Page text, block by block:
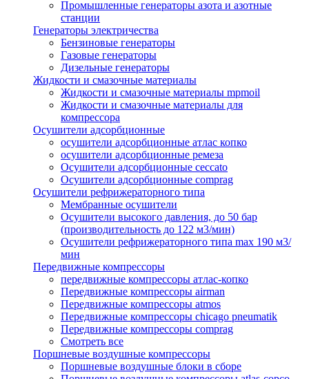
Промышленные генераторы азота и азотные
станции
Генераторы электричества
Бензиновые генераторы
Газовые генераторы
Дизельные генераторы
Жидкости и смазочные материалы
Жидкости и смазочные материалы mpmoil
Жидкости и смазочные материалы для
компрессора
Осушители адсорбционные
осушители адсорбционные атлас копко
осушители адсорбционные ремеза
Осушители адсорбционные ceccato
Осушители адсорбционные comprag
Осушители рефрижераторного типа
Мембранные осушители
Осушители высокого давления, до 50 бар
(производительность до 122 м3/мин)
Осушители рефрижераторного типа max 190 м3/
мин
Передвижные компрессоры
передвижные компрессоры атлас-копко
Передвижные компрессоры airman
Передвижные компрессоры atmos
Передвижные компрессоры chicago pneumatik
Передвижные компрессоры comprag
Смотреть все
Поршневые воздушные компрессоры
Поршневые воздушные блоки в сборе